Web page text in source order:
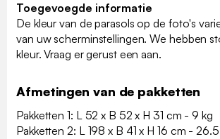
Toegevoegde informatie
De kleur van de parasols op de foto's
van uw scherminstellingen. We hebben
kleur. Vraag er gerust een aan.
Afmetingen van de pakketten
Pakketten 1: L 52 x B 52 x H 31 cm - 9 kg
Pakketten 2: L 198 x B 41 x H 16 cm -